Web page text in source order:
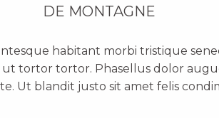
DE MONTAGNE
habitant morbi tristique
ut tortor tortor. Phasellus dolor
Ut blandit justo sit amet felis